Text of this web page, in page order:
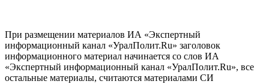
При размещении материалов ИА «Экспертный
информационный канал «УралПолит.Ru» заголовок
информационного материал начинается со слов ИА
«Экспертный информационный канал «УралПолит.Ru», все
остальные материалы, считаются материалами СИ